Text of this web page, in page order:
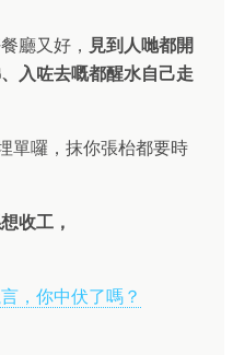
廳又好， 見到人哋都開
入咗去嘅都醒水自己走
單囉，抹你張枱都要時
收工，
，你中伏了嗎？